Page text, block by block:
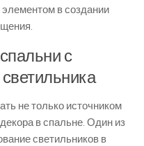
в создании
с
не только источником
в спальне. Один из
светильников в